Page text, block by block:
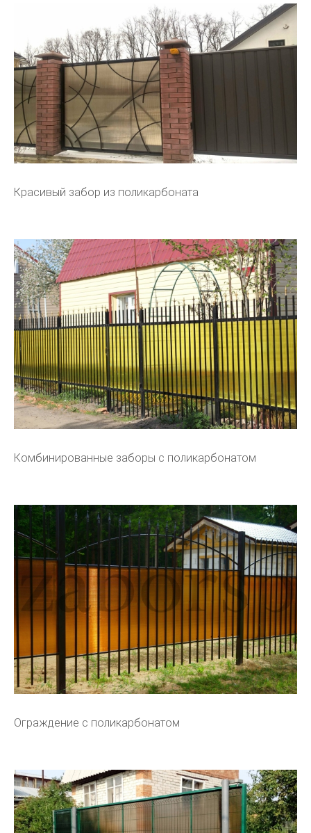
Красивый забор из поликарбоната
Комбинированные заборы с поликарбонатом
Ограждение с поликарбонатом